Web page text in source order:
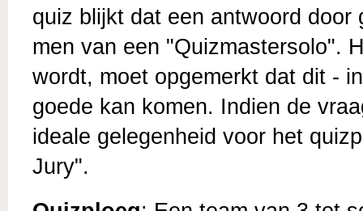
quiz blijkt dat een antwoord
men van een "Quizmastersolo".
wordt, moet opgemerkt dat dit -
goede kan komen. Indien de
ideale gelegenheid voor het
Jury".